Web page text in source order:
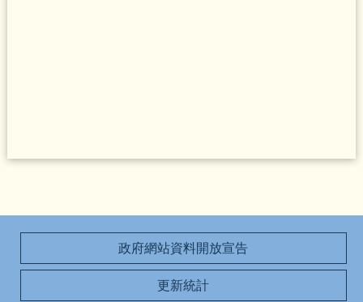
政府網站資料開放宣告
更新統計